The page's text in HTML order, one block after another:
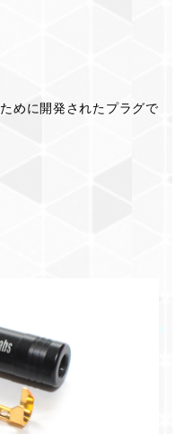
めに開発されたプラグで